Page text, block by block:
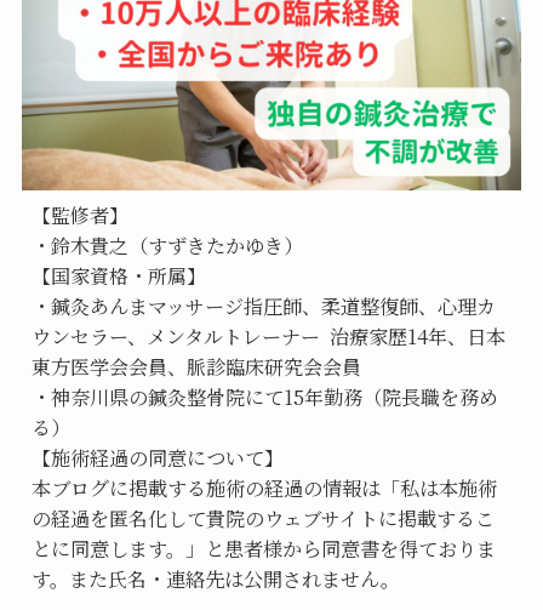
【監修者】
・鈴木貴之（すずきたかゆき）
【国家資格・所属】
・鍼灸あんまマッサージ指圧師、柔道整復師、心理カ
ウンセラー、メンタルトレーナー  治療家歴14年、日本
東方医学会会員、脈診臨床研究会会員
・神奈川県の鍼灸整骨院にて15年勤務（院長職を務め
る）
【施術経過の同意について】
本ブログに掲載する施術の経過の情報は「私は本施術
の経過を匿名化して貴院のウェブサイトに掲載するこ
とに同意します。」と患者様から同意書を得ておりま
す。また氏名・連絡先は公開されません。